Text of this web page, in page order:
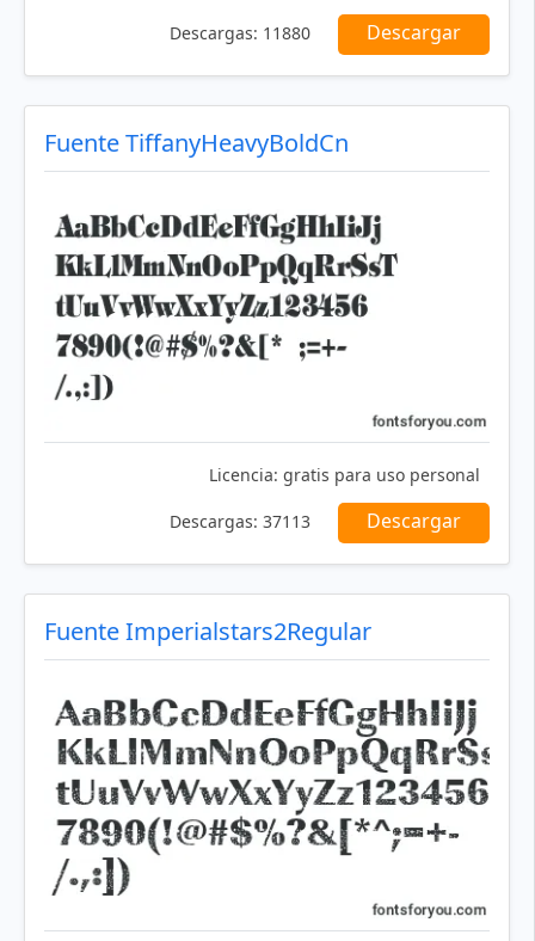
Descargas: 11880 Descargar
Fuente TiffanyHeavyBoldCn
Licencia: gratis para uso personal
Descargas: 37113 Descargar
Fuente Imperialstars2Regular